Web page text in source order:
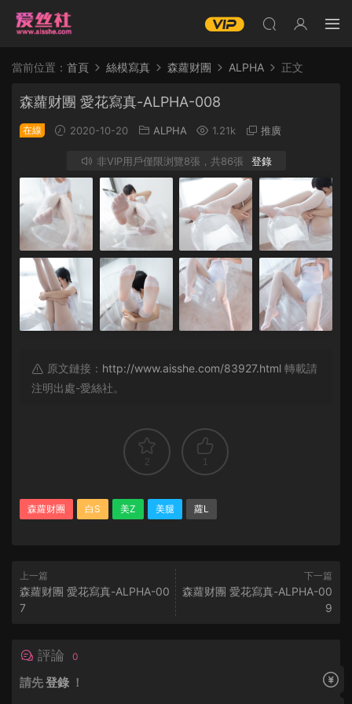
當前位置： 首頁 絲模寫真 森蘿财團 ALPHA 正文
森蘿财團 愛花寫真-ALPHA-008
在線 2020-10-20 ALPHA 1.21k 推廣
非VIP用戶僅限浏覽8張，共86張 登錄
原文鏈接： http://www.aisshe.com/83927.html 轉載請
注明出處-愛絲社。
2 1
森蘿财團 白S 美Z 美腿 蘿L
上一篇
森蘿财團 愛花寫真-ALPHA-00
7
下一篇
森蘿财團 愛花寫真-ALPHA-00
9
評論 0
請先登錄 ！